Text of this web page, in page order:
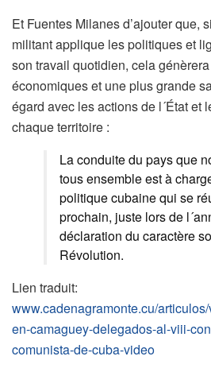
Et Fuentes Milanes d’ajouter que,
militant applique les politiques et
son travail quotidien, cela
économiques et une plus grande
égard avec les actions de l´État et
chaque territoire :
La conduite du pays que
tous ensemble est à
politique cubaine qui se
prochain, juste lors de
déclaration du caractère
Révolution.
Lien traduit:
www.cadenagramonte.cu/
en-camaguey-delegados-al-viii-
comunista-de-cuba-video